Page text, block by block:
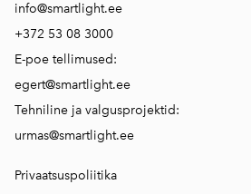
info@smartlight.ee
+372 53 08 3000
E-poe tellimused:
egert@smartlight.ee
Tehniline ja valgusprojektid:
urmas@smartlight.ee
Privaatsuspoliitika